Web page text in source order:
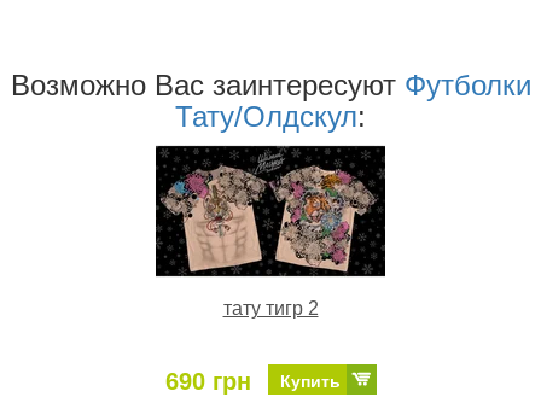
Возможно Ваc заинтересуют Футболки
Тату/Олдскул:
тату тигр 2
690 грн Купить